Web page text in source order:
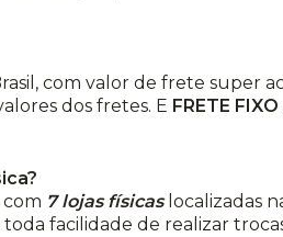
com valor de frete super
dos fretes. E FRETE FIXO
com 7 lojas físicaslocalizadas
facilidade de realizar